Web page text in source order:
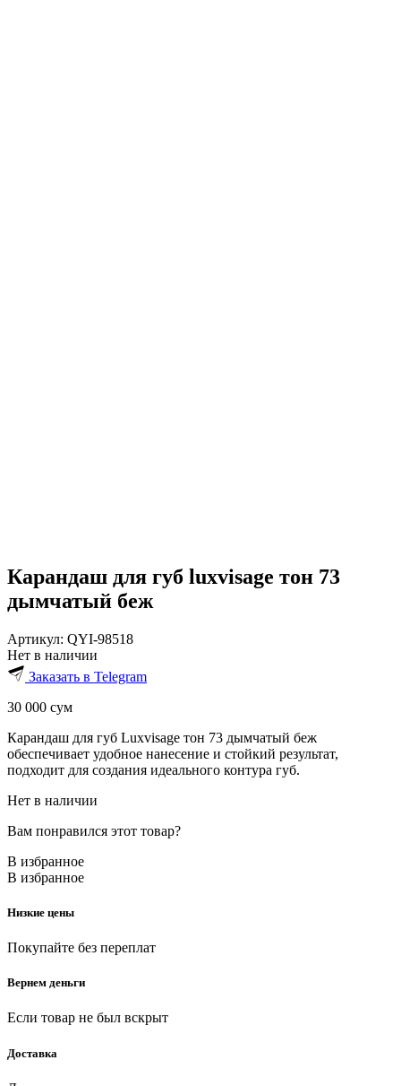
Карандаш для губ luxvisage тон 73
дымчатый беж
Артикул: QYI-98518
Нет в наличии
Заказать в Telegram
30 000 сум
Карандаш для губ Luxvisage тон 73 дымчатый беж
обеспечивает удобное нанесение и стойкий результат,
подходит для создания идеального контура губ.
Нет в наличии
Вам понравился этот товар?
В избранное
В избранное
Низкие цены
Покупайте без переплат
Вернем деньги
Если товар не был вскрыт
Доставка